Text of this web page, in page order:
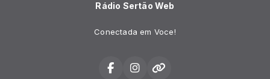
Rádio Sertão Web
Conectada em Voce!